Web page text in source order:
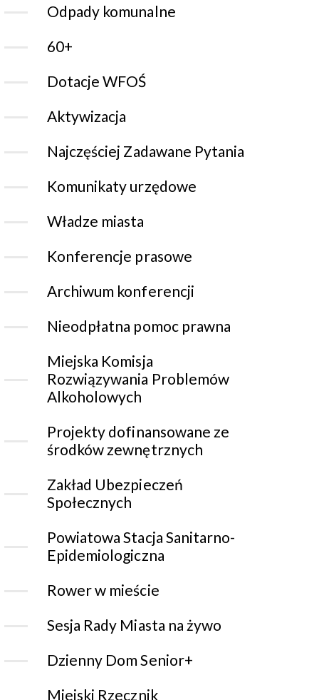
Odpady komunalne
60+
Dotacje WFOŚ
Aktywizacja
Najczęściej Zadawane Pytania
Komunikaty urzędowe
Władze miasta
Konferencje prasowe
Archiwum konferencji
Nieodpłatna pomoc prawna
Miejska Komisja
Rozwiązywania Problemów
Alkoholowych
Projekty dofinansowane ze
środków zewnętrznych
Zakład Ubezpieczeń
Społecznych
Powiatowa Stacja Sanitarno-
Epidemiologiczna
Rower w mieście
Sesja Rady Miasta na żywo
Dzienny Dom Senior+
Miejski Rzecznik